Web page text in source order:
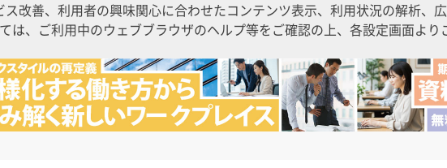
改善、利用者の興味関心に合わせたコンテンツ表示、利用状況の解析、
、ご利用中のウェブブラウザのヘルプ等をご確認の上、各設定画面より